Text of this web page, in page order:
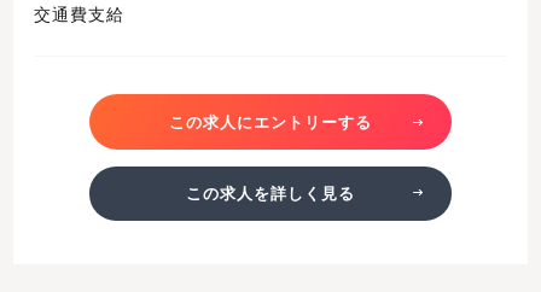
交通費支給
この求人にエントリーする
この求人を詳しく見る